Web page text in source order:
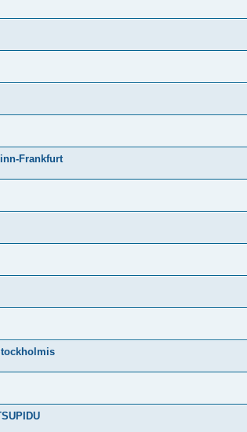
Frankfurt